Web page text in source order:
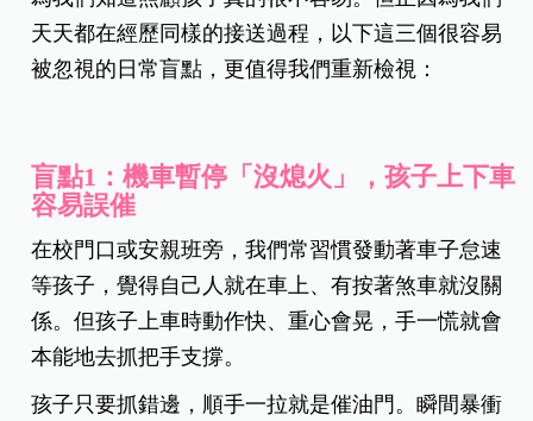
天天都在經歷同樣的接送過程，以下這三個很容易
被忽視的日常盲點，更值得我們重新檢視：
盲點1：機車暫停「沒熄火」，孩子上下車
容易誤催
在校門口或安親班旁，我們常習慣發動著車子怠速
等孩子，覺得自己人就在車上、有按著煞車就沒關
係。但孩子上車時動作快、重心會晃，手一慌就會
本能地去抓把手支撐。
孩子只要抓錯邊，順手一拉就是催油門。瞬間暴衝